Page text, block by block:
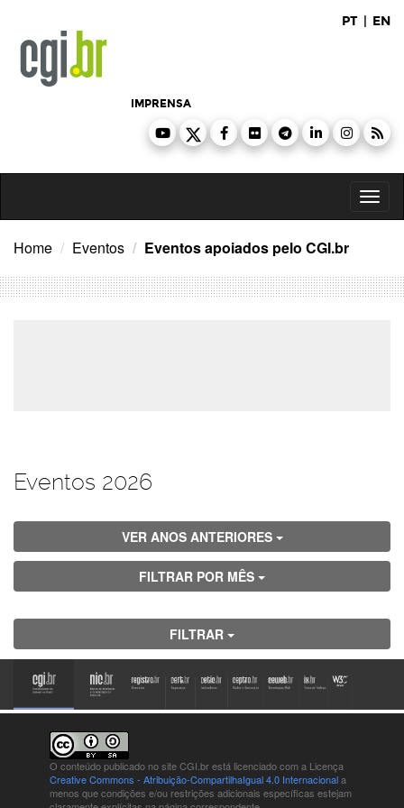
conteúdo
PT | EN
IMPRENSA
Home Eventos Eventos apoiados pelo CGI.br
Eventos 2026
VER ANOS ANTERIORES
FILTRAR POR MÊS
FILTRAR
O conteúdo publicado no site CGI.br está licenciado com a Licença
Creative Commons - Atribuição-CompartilhaIgual 4.0 Internacionala
menos que condições e/ou restrições adicionais específicas estejam